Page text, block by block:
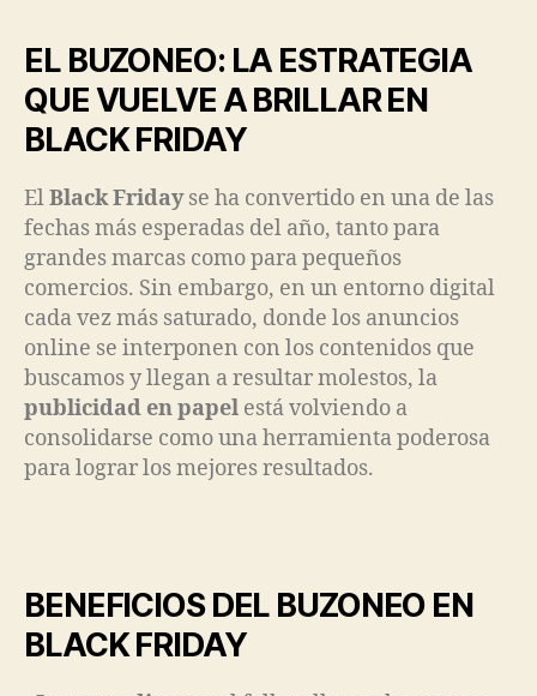
EL BUZONEO: LA ESTRATEGIA
QUE VUELVE A BRILLAR EN
BLACK FRIDAY
ElBlack Fridayse ha convertido en una de las
fechas más esperadas del año, tanto para
grandes marcas como para pequeños
comercios. Sin embargo, en un entorno digital
cada vez más saturado, donde los anuncios
online se interponen con los contenidos que
buscamos y llegan a resultar molestos, la
publicidad en papel está volviendo a
consolidarse como una herramienta poderosa
para lograr los mejores resultados.
BENEFICIOS DEL BUZONEO EN
BLACK FRIDAY